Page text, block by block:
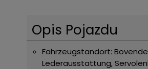
Opis Pojazdu
Fahrzeugstandort:
Lederausstattung,